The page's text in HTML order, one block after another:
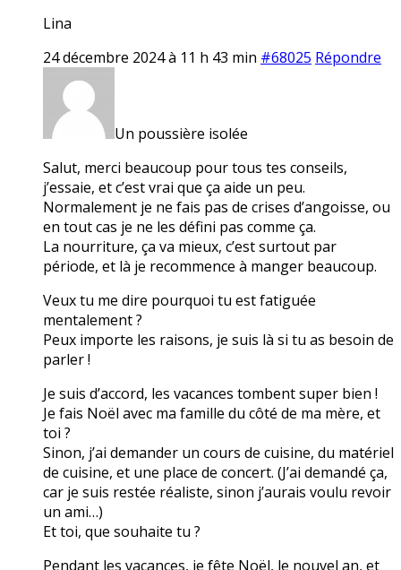
Lina
24 décembre 2024 à 11 h 43 min #68025 Répondre
Un poussière isolée
Salut, merci beaucoup pour tous tes conseils,
j’essaie, et c’est vrai que ça aide un peu.
Normalement je ne fais pas de crises d’angoisse, ou
en tout cas je ne les défini pas comme ça.
La nourriture, ça va mieux, c’est surtout par
période, et là je recommence à manger beaucoup.
Veux tu me dire pourquoi tu est fatiguée
mentalement ?
Peux importe les raisons, je suis là si tu as besoin de
parler !
Je suis d’accord, les vacances tombent super bien !
Je fais Noël avec ma famille du côté de ma mère, et
toi ?
Sinon, j’ai demander un cours de cuisine, du matériel
de cuisine, et une place de concert. (J’ai demandé ça,
car je suis restée réaliste, sinon j’aurais voulu revoir
un ami…)
Et toi, que souhaite tu ?
Pendant les vacances, je fête Noël, le nouvel an, et